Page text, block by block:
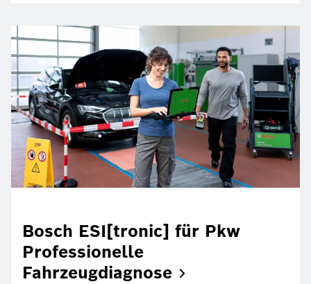
Bosch ESI[tronic] für Pkw
Professionelle
Fahrzeugdiagnose